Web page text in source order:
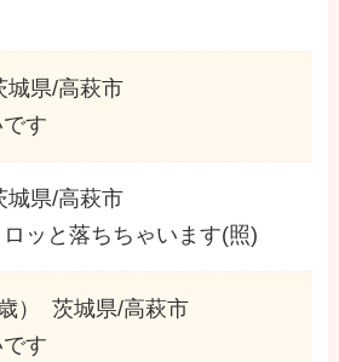
城県/高萩市
す
城県/高萩市
ッと落ちちゃいます(照)
）
茨城県/高萩市
す